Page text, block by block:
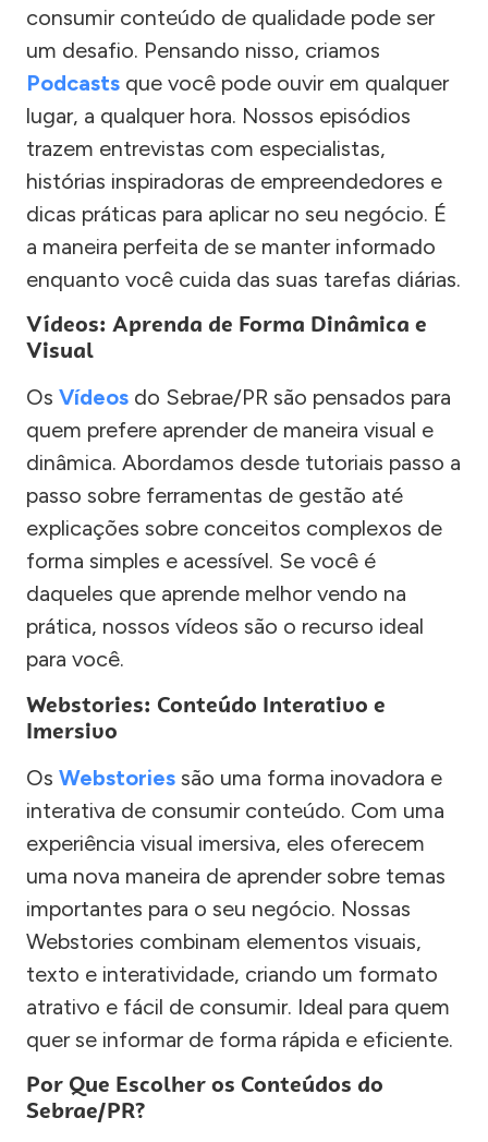
consumir conteúdo de qualidade pode ser
um desafio. Pensando nisso, criamos
Podcasts que você pode ouvir em qualquer
lugar, a qualquer hora. Nossos episódios
trazem entrevistas com especialistas,
histórias inspiradoras de empreendedores e
dicas práticas para aplicar no seu negócio. É
a maneira perfeita de se manter informado
enquanto você cuida das suas tarefas diárias.
Vídeos: Aprenda de Forma Dinâmica e
Visual
Os Vídeos do Sebrae/PR são pensados para
quem prefere aprender de maneira visual e
dinâmica. Abordamos desde tutoriais passo a
passo sobre ferramentas de gestão até
explicações sobre conceitos complexos de
forma simples e acessível. Se você é
daqueles que aprende melhor vendo na
prática, nossos vídeos são o recurso ideal
para você.
Webstories: Conteúdo Interativo e
Imersivo
Os Webstories são uma forma inovadora e
interativa de consumir conteúdo. Com uma
experiência visual imersiva, eles oferecem
uma nova maneira de aprender sobre temas
importantes para o seu negócio. Nossas
Webstories combinam elementos visuais,
texto e interatividade, criando um formato
atrativo e fácil de consumir. Ideal para quem
quer se informar de forma rápida e eficiente.
Por Que Escolher os Conteúdos do
Sebrae/PR?